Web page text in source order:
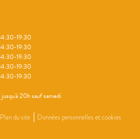
19:30
19:30
19:30
19:30
19:30
20h sauf samedi
Plan du site Données personnelles et cookies